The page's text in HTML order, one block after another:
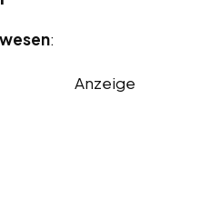
:
Anzeige